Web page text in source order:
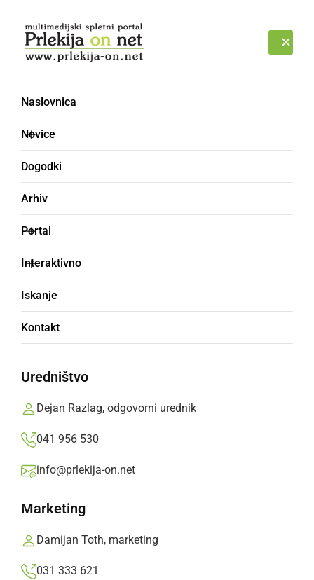
Naslovnica
Novice
Dogodki
Arhiv
Portal
Interaktivno
Iskanje
Kontakt
Uredništvo
Dejan Razlag, odgovorni urednik
041 956 530
info@prlekija-on.net
Marketing
Damijan Toth, marketing
031 333 621
ruta
SLOVENIJA
Po novem obvezna maska, uporaba šala ali
rute ni več dovoljena
četrtek, 10. december 2020 ob 13:49
Popularne rubrike novic
Kultura